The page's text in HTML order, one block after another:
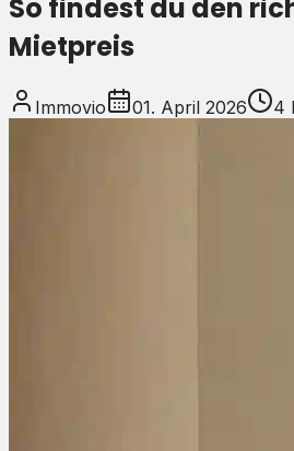
So findest du den
Mietpreis
Immovio 01. April 2026 4